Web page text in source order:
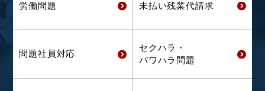
労働問題 未払い残業代請求
問題社員対応
セクハラ・
パワハラ問題